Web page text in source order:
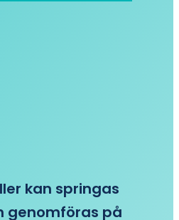
kan springas
genomföras på